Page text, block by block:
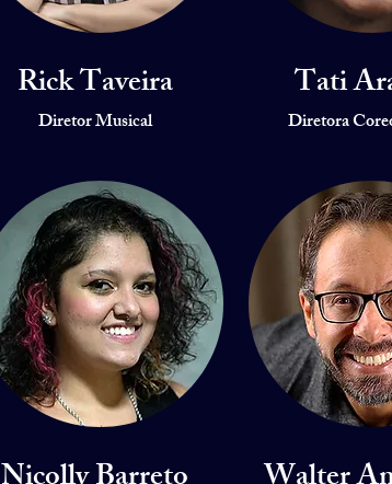
Rick Taveira
Diretor Musical
Tati
Diretora